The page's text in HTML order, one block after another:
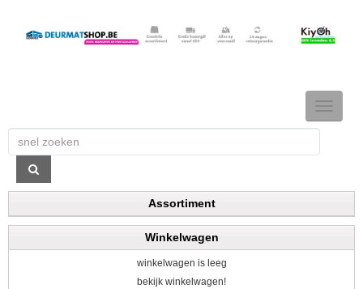
TOGGLE
Assortiment
Winkelwagen
winkelwagen is leeg
bekijk winkelwagen!